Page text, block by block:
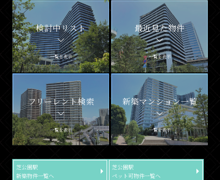
検討中リスト
一覧を表示
最近見た物件
一覧を表示
フリーレント検索
一覧を表示
新築マンション一覧
一覧を表示
芝公園駅
新築物件一覧へ
芝公園駅
ペット可物件一覧へ